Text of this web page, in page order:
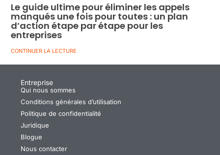
Le guide ultime pour éliminer les appels
manqués une fois pour toutes : un plan
d’action étape par étape pour les
entreprises
CONTINUER LA LECTURE
Entreprise
Qui nous sommes
Conditions générales d’utilisation
Politique de confidentialité
Juridique
Blogue
Nous contacter